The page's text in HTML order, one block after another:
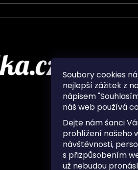
Soubory cookies
nejlepší zážitek z
nápisem
náš web používá
Dejte nám šanci
prohlížení našeho
návštěvnosti,
s přizpůsobením
už nebudou
O nás
Ochrana
Často kladené
Ukládání cookies
Kontakty